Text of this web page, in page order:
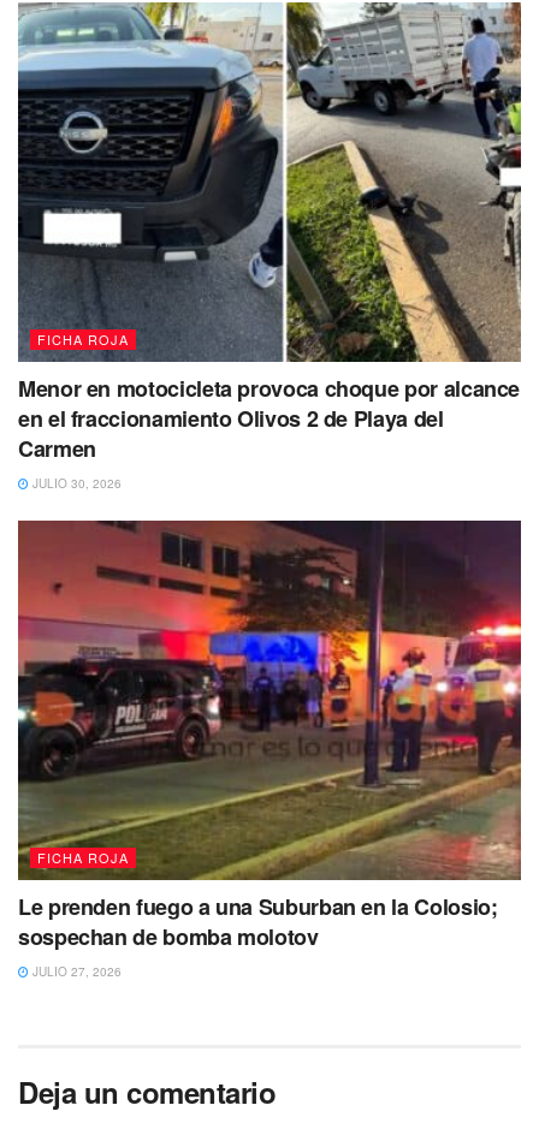
FICHA ROJA
Menor en motocicleta provoca choque por alcance
en el fraccionamiento Olivos 2 de Playa del
Carmen
JULIO 30, 2026
FICHA ROJA
Le prenden fuego a una Suburban en la Colosio;
sospechan de bomba molotov
JULIO 27, 2026
Deja un comentario